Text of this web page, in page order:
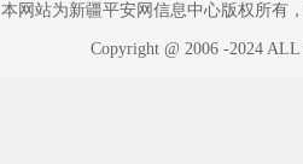
本网站为新疆平安网信息中心版权所有
Copyright @ 2006 -2024